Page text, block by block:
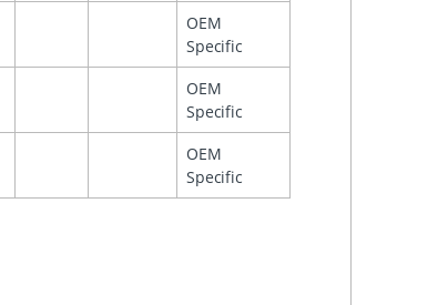
OEM
Specific
OEM
Specific
OEM
Specific